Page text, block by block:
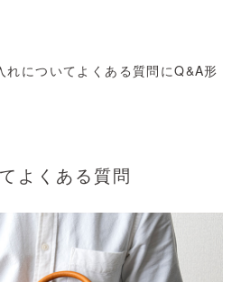
れについてよくある質問にQ&A形
よくある質問